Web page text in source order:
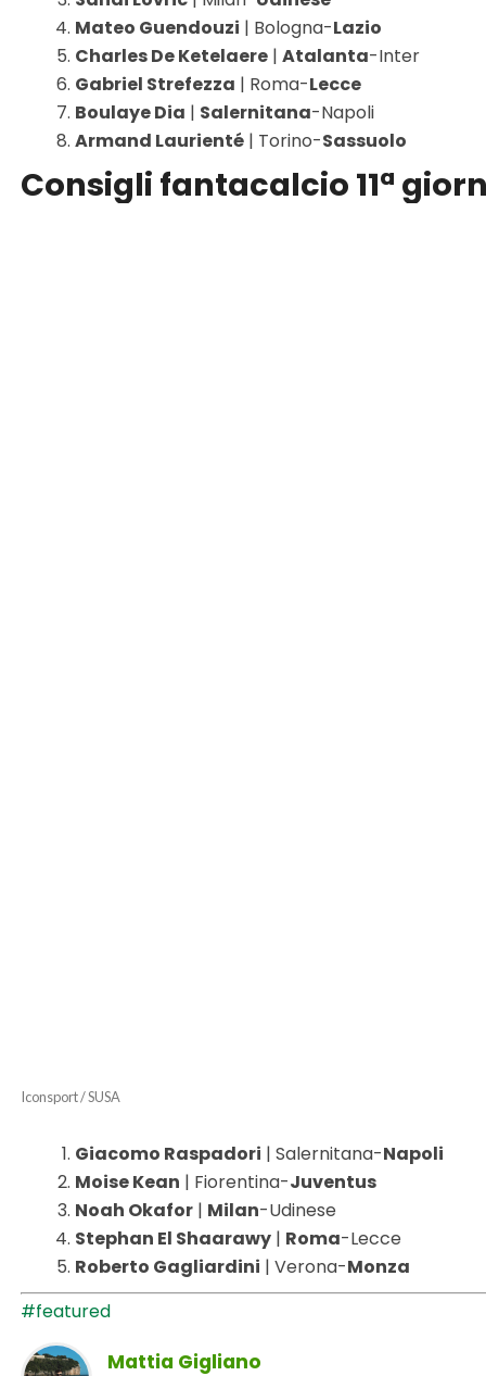
Mateo Guendouzi | Bologna-Lazio
Charles De Ketelaere| Atalanta-Inter
Gabriel Strefezza | Roma-Lecce
Boulaye Dia | Salernitana-Napoli
Armand Laurienté| Torino-Sassuolo
Consigli fantacalcio 11ª
Iconsport / SUSA
Giacomo Raspadori | Salernitana-Napoli
Moise Kean | Fiorentina-Juventus
Noah Okafor| Milan-Udinese
Stephan El Shaarawy| Roma-Lecce
Roberto Gagliardini | Verona-Monza
#featured
Mattia Gigliano